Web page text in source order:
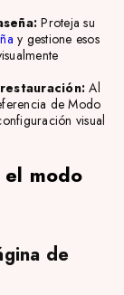
Proteja su
y gestione esos
Al
de Modo
visual
modo
de